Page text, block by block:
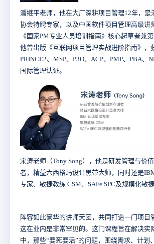
潘继平老师，他在大厂深耕项目管理12年，是
协会特聘专家，以及中国软件项目管理高级讲
《国家PM专业人员培训指南》核心起草者兼第
他曾出版《互联网项目管理实战进阶指南》，
PRINCE2、MSP、P3O、ACP、PMP、PBA、
国际管理认证。
宋涛老师（Tony Song），他是研发管理与价
者，精益六西格玛设计黑带大师，同时还是
专家、敏捷教练 CSM、SAFe SPC及规模化敏捷
阵容如此豪华的讲师天团，共同打造一门项目
这在业内是非常罕见的。这门课程旨在解决实
中，那些“要死要活”的问题，围绕需求、计划